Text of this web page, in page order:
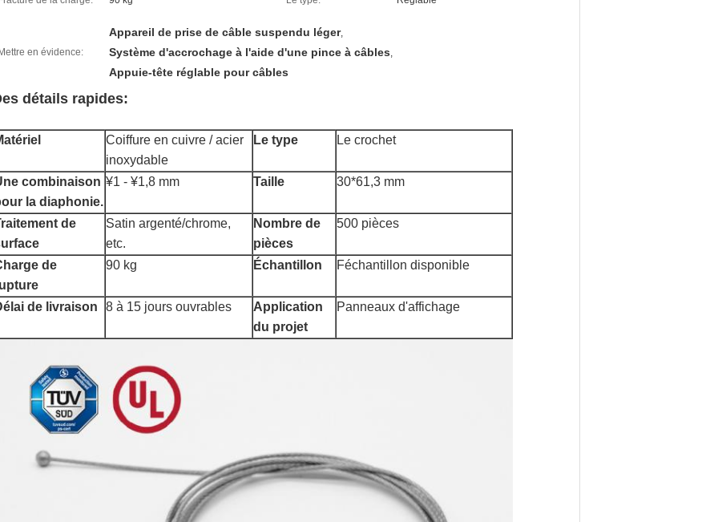
Mettre en évidence:
Appareil de prise de câble suspendu léger,
Système d'accrochage à l'aide d'une pince à câbles,
Appuie-tête réglable pour câbles
détails rapides:
Coiffure en cuivre / acier
inoxydable
Le type Le crochet
combinaison
la diaphonie.
¥1 - ¥1,8 mm Taille 30*61,3 mm
de
Satin argenté/chrome,
etc.
Nombre de
pièces
500 pièces
de
90 kg Échantillon Féchantillon disponible
de livraison 8 à 15 jours ouvrables
Application
du projet
Panneaux d'affichage